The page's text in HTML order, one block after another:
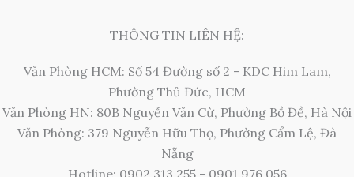
THÔNG TIN LIÊN HỆ:
Văn Phòng HCM: Số 54 Đường số 2 - KDC Him Lam,
Phường Thủ Đức, HCM
Văn Phòng HN: 80B Nguyễn Văn Cừ, Phường Bồ Đề, Hà Nội
Văn Phòng: 379 Nguyễn Hữu Thọ, Phường Cẩm Lệ, Đà
Nẵng
Hotline: 0902.313.255 - 0901.976.056